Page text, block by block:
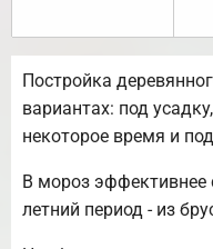
Постройка
вариантах: под
некоторое время и
В мороз эффективнее
летний период - из